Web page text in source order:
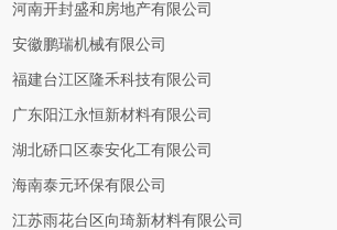
河南开封盛和房地产有限公司
安徽鹏瑞机械有限公司
福建台江区隆禾科技有限公司
广东阳江永恒新材料有限公司
湖北硚口区泰安化工有限公司
海南泰元环保有限公司
江苏雨花台区向琦新材料有限公司